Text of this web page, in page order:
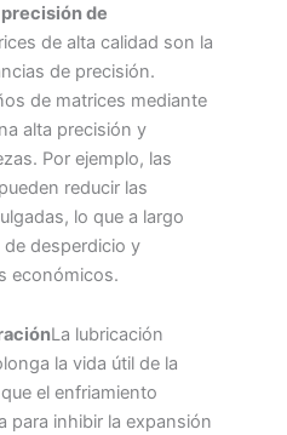
de
de alta calidad son la
de precisión.
de matrices mediante
alta precisión y
Por ejemplo, las
reducir las
lo que a largo
de desperdicio y
económicos.
La lubricación
la vida útil de la
el enfriamiento
para inhibir la expansión